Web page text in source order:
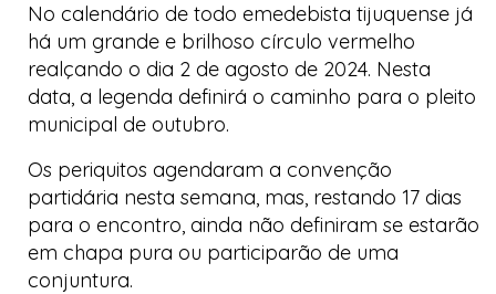
No calendário de todo emedebista tijuquense já
há um grande e brilhoso círculo vermelho
realçando o dia 2 de agosto de 2024. Nesta
data, a legenda definirá o caminho para o pleito
municipal de outubro.
Os periquitos agendaram a convenção
partidária nesta semana, mas, restando 17 dias
para o encontro, ainda não definiram se estarão
em chapa pura ou participarão de uma
conjuntura.